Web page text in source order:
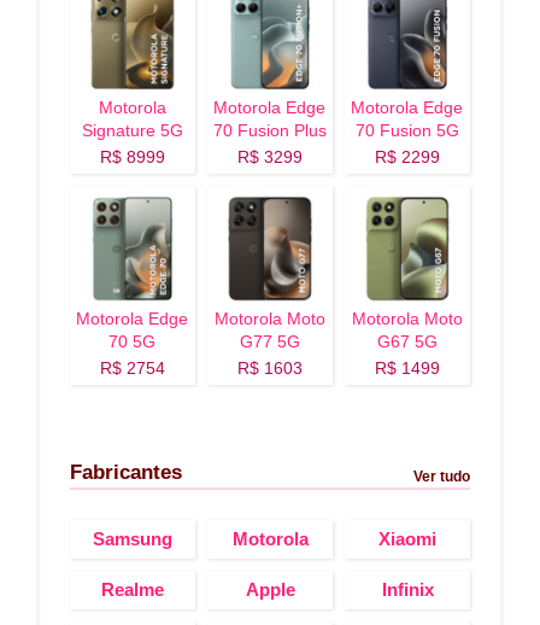
Motorola
Signature 5G
R$ 8999
Motorola Edge
70 Fusion Plus
5G
R$ 3299
Motorola Edge
70 Fusion 5G
R$ 2299
Motorola Edge
70 5G
R$ 2754
Motorola Moto
G77 5G
R$ 1603
Motorola Moto
G67 5G
R$ 1499
Fabricantes Ver tudo
Samsung Motorola Xiaomi
Realme Apple Infinix